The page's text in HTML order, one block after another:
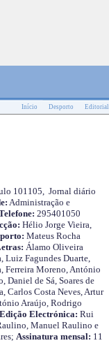
Início Desporto Editorial
101105, Jornal diário
Administração e
295401050
Hélio Jorge Vieira,
Mateus Rocha
Álamo Oliveira
Luiz Fagundes Duarte,
Ferreira Moreno, António
Daniel de Sá, Soares de
Carlos Costa Neves, Artur
Araújo, Rodrigo
Edição Electrónica: Rui
Manuel Raulino e
Assinatura mensal: 11